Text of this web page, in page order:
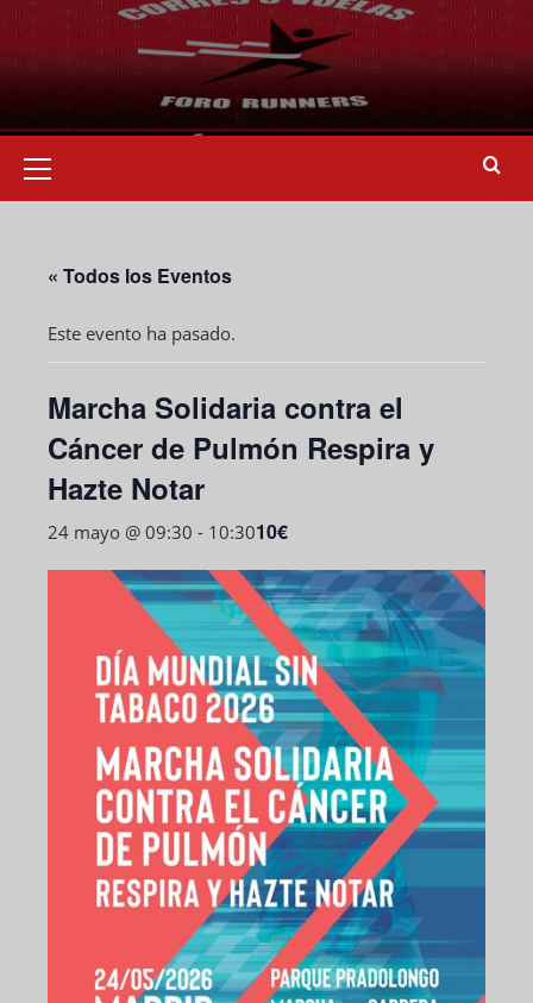
« Todos los Eventos
Este evento ha pasado.
Marcha Solidaria contra el
Cáncer de Pulmón Respira y
Hazte Notar
24 mayo @ 09:30 - 10:3010€